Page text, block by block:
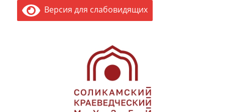
Версия для слабовидящих